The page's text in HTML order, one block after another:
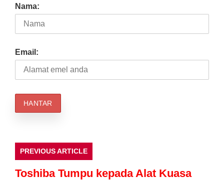
Nama:
Email:
PREVIOUS ARTICLE
Toshiba Tumpu kepada Alat Kuasa